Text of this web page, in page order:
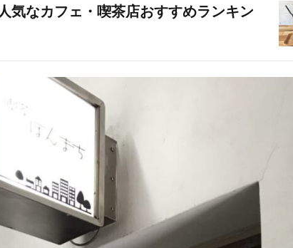
気なカフェ・喫茶店おすすめランキン